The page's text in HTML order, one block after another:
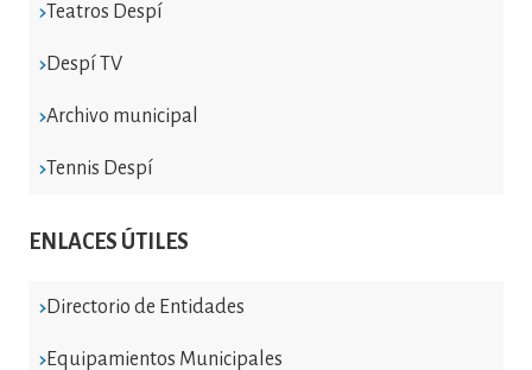
Teatros Despí
Despí TV
Archivo municipal
Tennis Despí
ENLACES ÚTILES
Directorio de Entidades
Equipamientos Municipales